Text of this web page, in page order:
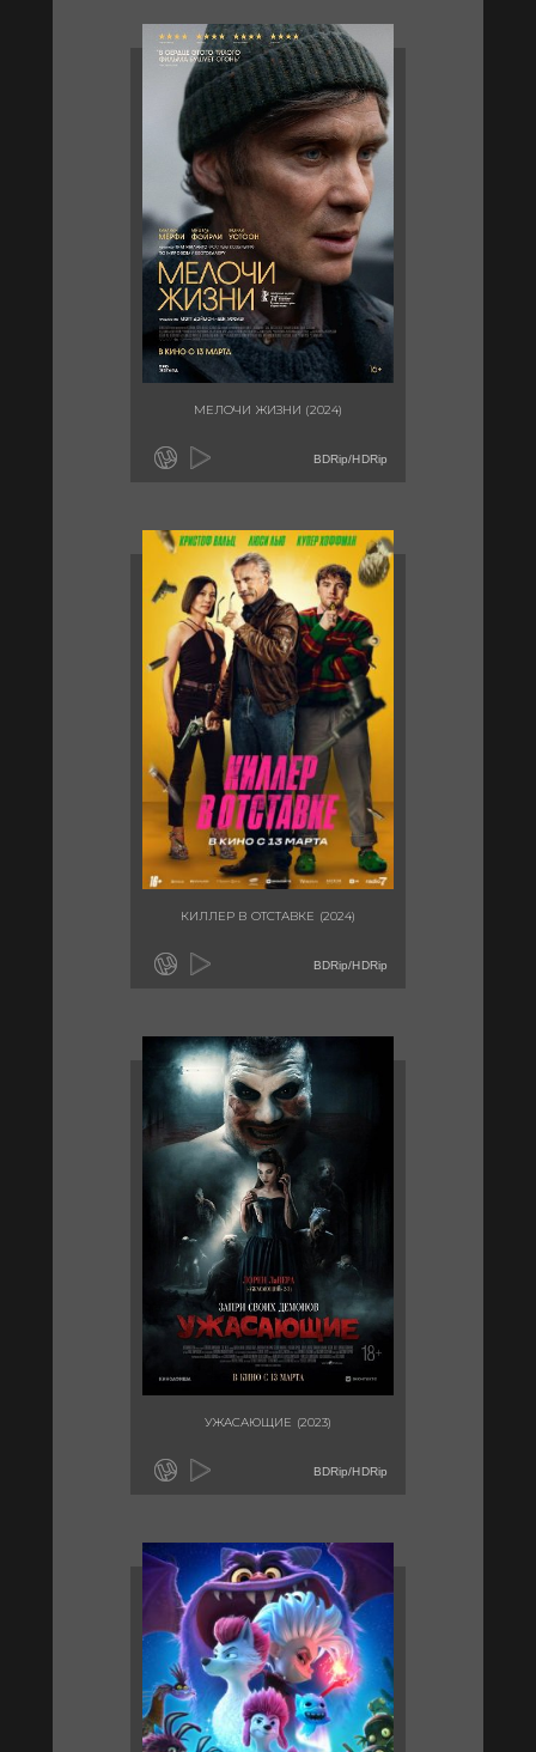
МЕЛОЧИ ЖИЗНИ (2024)
BDRip/HDRip
КИЛЛЕР В ОТСТАВКЕ (2024)
BDRip/HDRip
УЖАСАЮЩИЕ (2023)
BDRip/HDRip